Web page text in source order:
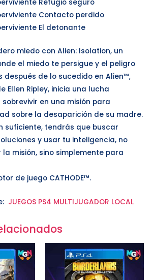
Refugio seguro
Contacto perdido
El detonante
miedo con Alien: Isolation, un
el miedo te persigue y el peligro
después de lo sucedido en Alien™,
Ellen Ripley, inicia una lucha
en una misión para
sobre la desaparición de su madre.
suficiente, tendrás que buscar
y usar tu inteligencia, no
misión, sino simplemente para
de juego CATHODE™.
JUEGOS PS4 MULTIJUGADOR LOCAL